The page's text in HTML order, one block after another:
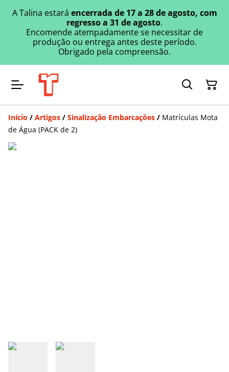
A Talina estará encerrada de 17 a 28 de agosto, com
regresso a 31 de agosto.
Encomende atempadamente se necessitar de
produção ou entrega antes deste período.
Obrigado pela compreensão.
Início / Artigos / Sinalização Embarcações / Matrículas Mota
de Água (PACK de 2)